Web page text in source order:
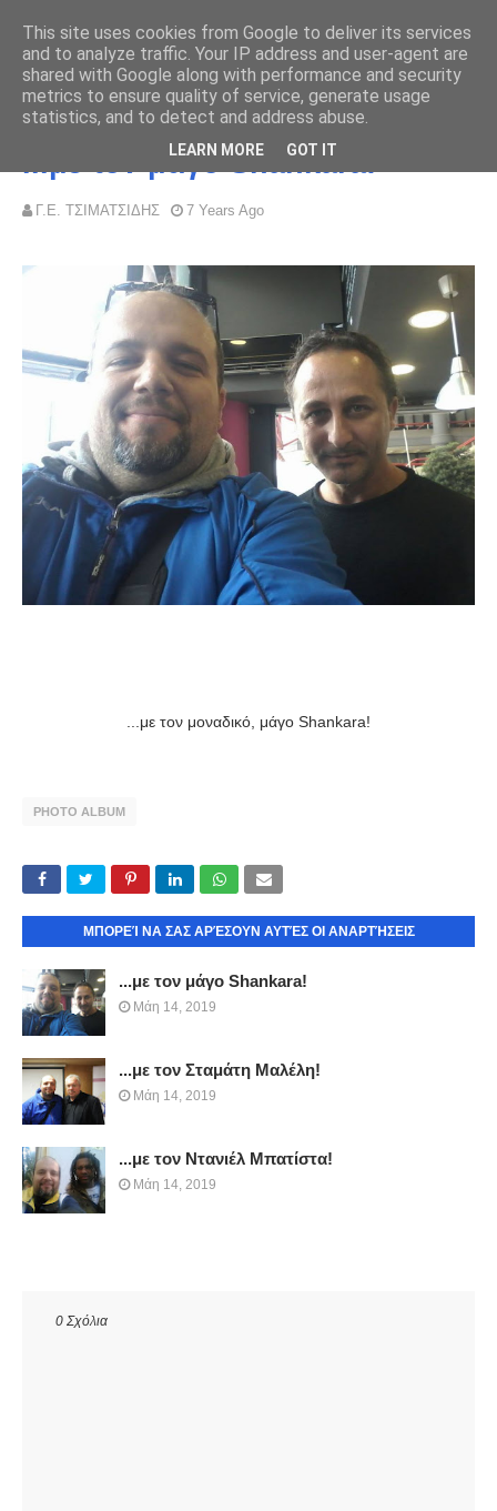
...με τον μάγο Shankara!
Γ.Ε. ΤΣΙΜΑΤΣΙΔΗΣ 7 Years Ago
...με τον μοναδικό, μάγο Shankara!
PHOTO ALBUM
ΜΠΟΡΕΊ ΝΑ ΣΑΣ ΑΡΈΣΟΥΝ ΑΥΤΈΣ ΟΙ ΑΝΑΡΤΉΣΕΙΣ
...με τον μάγο Shankara!
Μάη 14, 2019
...με τον Σταμάτη Μαλέλη!
Μάη 14, 2019
...με τον Ντανιέλ Μπατίστα!
Μάη 14, 2019
0 Σχόλια
This site uses cookies from Google to deliver its services
and to analyze traffic. Your IP address and user-agent are
shared with Google along with performance and security
metrics to ensure quality of service, generate usage
statistics, and to detect and address abuse.
LEARN MORE GOT IT